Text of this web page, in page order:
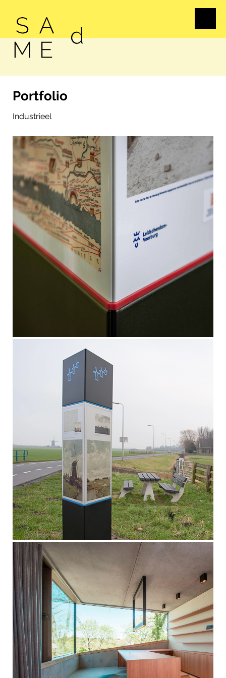
Portfolio
Industrieel